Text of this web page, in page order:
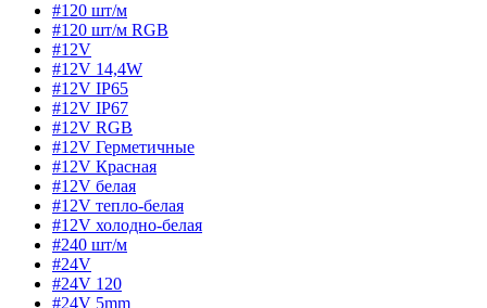
#120 шт/м
#120 шт/м RGB
#12V
#12V 14,4W
#12V IP65
#12V IP67
#12V RGB
#12V Герметичные
#12V Красная
#12V белая
#12V тепло-белая
#12V холодно-белая
#240 шт/м
#24V
#24V 120
#24V 5mm